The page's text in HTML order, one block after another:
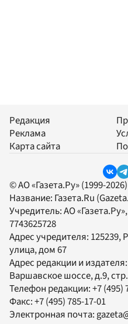
Редакция
Реклама
Карта сайта
© АО «Газета.Ру» (1999-
Название: Газета.Ru
Учредитель:АО «Газета.Ру»
7743625728
Адрес учредителя: 125239,
улица, дом 67
Адрес редакции и издателя:
Варшавское шоссе, д.9,
Телефон редакции:+7 (495)
Факс:+7 (495) 785-17-01
Электронная почта: